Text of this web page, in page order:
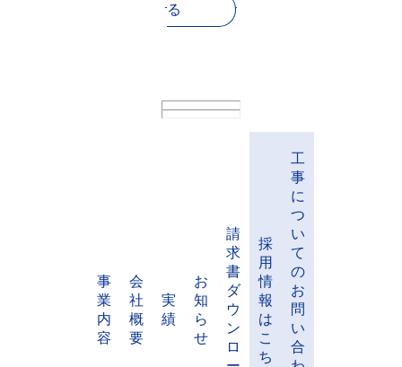
る
事
業
内
容
会
社
概
要
実
績
お
知
ら
せ
請
求
書
ダ
ウ
ン
ロ
採
用
情
報
は
こ
ち
工
事
に
つ
い
て
の
お
問
い
合